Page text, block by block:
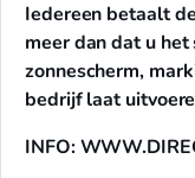
Iedereen betaalt
meer dan dat u
zonnescherm,
bedrijf laat
INFO: